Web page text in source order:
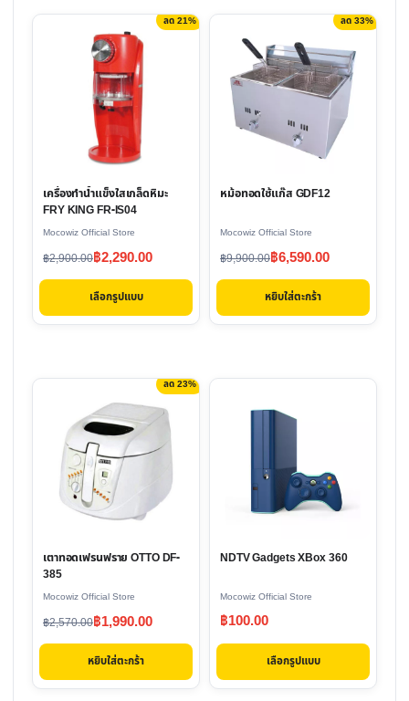
ลด 21%
เครื่องทำน้ำแข็งใสเกล็ดหิมะ
FRY KING FR-IS04
Mocowiz Official Store
฿2,900.00
Original
price
฿2,900.00.
฿2,290.00
Current
price
฿2,290.00.
เลือกรูปแบบ
may
on
product
ลด 33%
หม้อทอดใช้แก๊ส GDF12
Mocowiz Official Store
฿9,900.00
Original
price
฿9,900.00.
฿6,590.00
Current
price
฿6,590.00.
หยิบใส่ตะกร้า
ลด 23%
เตาทอดเฟรนฟราย OTTO DF-
385
Mocowiz Official Store
฿2,570.00
Original
price
฿2,570.00.
฿1,990.00
Current
price
฿1,990.00.
หยิบใส่ตะกร้า
NDTV Gadgets XBox 360
Mocowiz Official Store
฿100.00
เลือกรูปแบบ
multiple
variants.
may
chosen
on
the
product